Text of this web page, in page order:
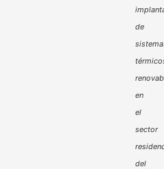
de
en
el
sector
del